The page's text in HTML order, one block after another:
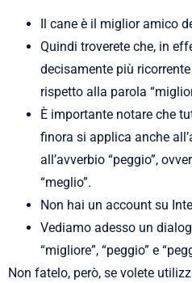
Il cane è il miglior amico
Quindi troverete che, in
decisamente più
rispetto alla parola
È importante notare che
finora si applica anche
all’avverbio “peggio”,
“meglio”.
Non hai un account su
Vediamo adesso un
“migliore”, “peggio” e
Non fatelo, però, se volete